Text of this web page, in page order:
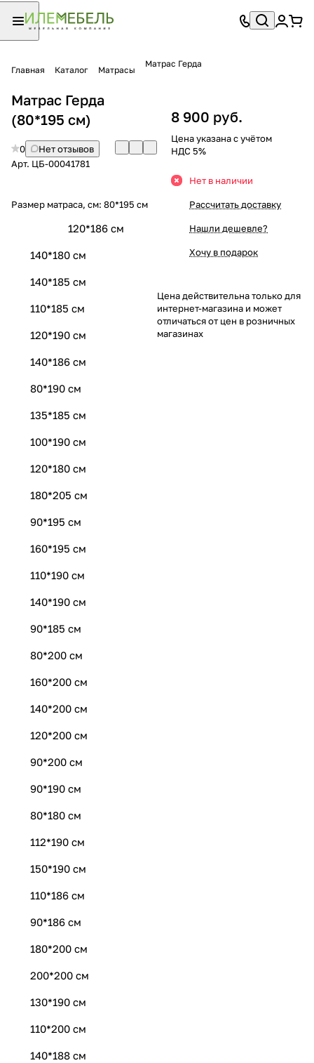
Главная Каталог Матрасы
Матрас Герда
Матрас Герда
(80*195 см)
0
Нет отзывов
Арт. ЦБ-00041781
Размер матраса, см: 80*195 см
120*186 см
140*180 см
140*185 см
110*185 см
120*190 см
140*186 см
80*190 см
135*185 см
100*190 см
120*180 см
180*205 см
90*195 см
160*195 см
110*190 см
140*190 см
90*185 см
80*200 см
160*200 см
140*200 см
120*200 см
90*200 см
90*190 см
80*180 см
112*190 см
150*190 см
110*186 см
90*186 см
180*200 см
200*200 см
130*190 см
110*200 см
140*188 см
8 900 руб.
Цена указана с учётом
НДС 5%
Нет в наличии
Рассчитать доставку
Нашли дешевле?
Хочу в подарок
Цена действительна только для
интернет-магазина и может
отличаться от цен в розничных
магазинах